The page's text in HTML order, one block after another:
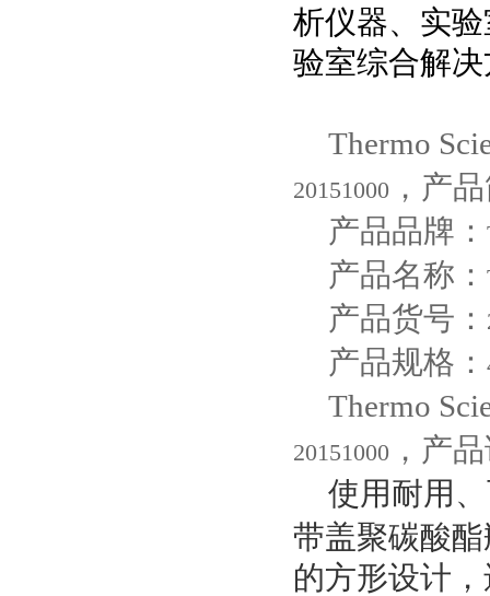
析仪器、实
验室综合解
Thermo
20151000 ，产
产品品牌：
产品名称：
产品货号：
产品规格：
Thermo
20151000 ，产
使用耐用
带盖聚碳酸
的方形设计